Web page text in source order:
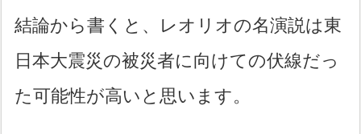
結論から書くと、レオリオの名演説は東
日本大震災の被災者に向けての伏線だっ
た可能性が高いと思います。